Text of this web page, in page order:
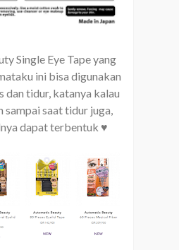
Single Eye Tape yang
ini bisa digunakan
tidur, katanya kalau
sampai saat tidur juga,
dapat terbentuk ♥